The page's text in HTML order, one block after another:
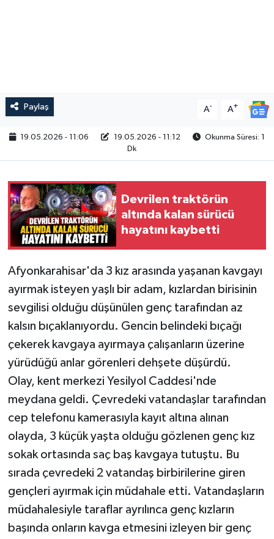
Paylaş A- A+
19.05.2026 - 11:06 19.05.2026 - 11:12
Okunma Süresi: 1
Dk
Devrilen traktörün
altında kalan sürücü
hayatını kaybetti
Afyonkarahisar'da 3 kız arasında yaşanan kavgayı
ayırmak isteyen yaşlı bir adam, kızlardan birisinin
sevgilisi olduğu düşünülen genç tarafından az
kalsın bıçaklanıyordu. Gencin belindeki bıçağı
çekerek kavgaya ayırmaya çalışanların üzerine
yürüdüğü anlar görenleri dehşete düşürdü.
Olay, kent merkezi Yesilyol Caddesi'nde
meydana geldi. Çevredeki vatandaşlar tarafından
cep telefonu kamerasıyla kayıt altına alınan
olayda, 3 küçük yaşta olduğu gözlenen genç kız
sokak ortasında saç baş kavgaya tutuştu. Bu
sırada çevredeki 2 vatandaş birbirilerine giren
gençleri ayırmak için müdahale etti. Vatandaşların
müdahalesiyle taraflar ayrılınca genç kızların
başında onların kavga etmesini izleyen bir genç